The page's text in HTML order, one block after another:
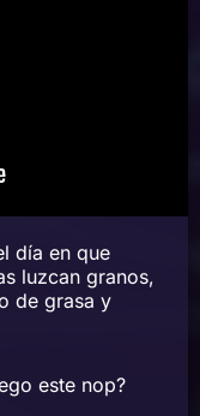
día en que
luzcan granos,
de grasa y
este nop?